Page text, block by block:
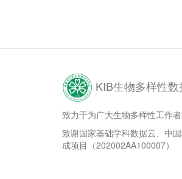
KIB生物多样性
致力于为广大生物多样性工作
致谢国家基础学科数据云、中
成项目（202002AA100007）